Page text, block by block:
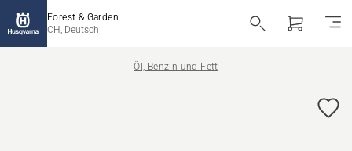
Forest & Garden
CH, Deutsch
Öl, Benzin und Fett